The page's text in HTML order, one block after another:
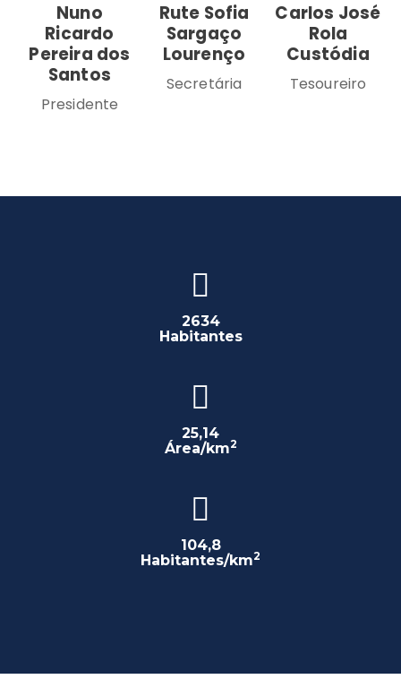
Nuno
Ricardo
Pereira dos
Santos
Presidente
Rute Sofia
Sargaço
Lourenço
Secretária
Carlos José
Rola
Custódia
Tesoureiro
2634
Habitantes
25,14
Área/km2
104,8
Habitantes/km2